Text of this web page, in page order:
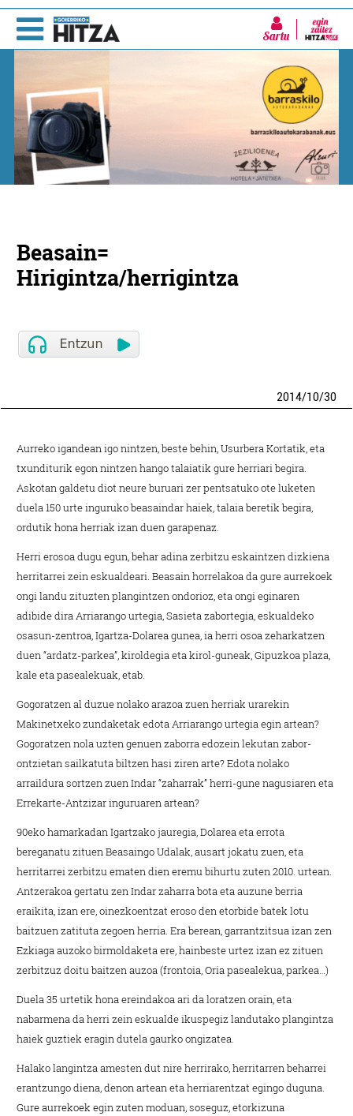
Sartu
Beasain=
Hirigintza/herrigintza
2014/10/30
Aurreko igandean igo nintzen, beste behin, Usurbera Kortatik, eta
txunditurik egon nintzen hango talaiatik gure herriari begira.
Askotan galdetu diot neure buruari zer pentsatuko ote luketen
duela 150 urte inguruko beasaindar haiek, talaia beretik begira,
ordutik hona herriak izan duen garapenaz.
Herri erosoa dugu egun, behar adina zerbitzu eskaintzen dizkiena
herritarrei zein eskualdeari. Beasain horrelakoa da gure aurrekoek
ongi landu zituzten plangintzen ondorioz, eta ongi eginaren
adibide dira Arriarango urtegia, Sasieta zabortegia, eskualdeko
osasun-zentroa, Igartza-Dolarea gunea, ia herri osoa zeharkatzen
duen “ardatz-parkea”, kiroldegia eta kirol-guneak, Gipuzkoa plaza,
kale eta pasealekuak, etab.
Gogoratzen al duzue nolako arazoa zuen herriak urarekin
Makinetxeko zundaketak edota Arriarango urtegia egin artean?
Gogoratzen nola uzten genuen zaborra edozein lekutan zabor-
ontzietan sailkatuta biltzen hasi ziren arte? Edota nolako
arraildura sortzen zuen Indar “zaharrak” herri-gune nagusiaren eta
Errekarte-Antzizar inguruaren artean?
90eko hamarkadan Igartzako jauregia, Dolarea eta errota
bereganatu zituen Beasaingo Udalak, ausart jokatu zuen, eta
herritarrei zerbitzu ematen dien eremu bihurtu zuten 2010. urtean.
Antzerakoa gertatu zen Indar zaharra bota eta auzune berria
eraikita, izan ere, oinezkoentzat eroso den etorbide batek lotu
baitzuen zatituta zegoen herria. Era berean, garrantzitsua izan zen
Ezkiaga auzoko birmoldaketa ere, hainbeste urtez izan ez zituen
zerbitzuz doitu baitzen auzoa (frontoia, Oria pasealekua, parkea…)
Duela 35 urtetik hona ereindakoa ari da loratzen orain, eta
nabarmena da herri zein eskualde ikuspegiz landutako plangintza
haiek guztiek eragin dutela gaurko ongizatea.
Halako langintza amesten dut nire herrirako, herritarren beharrei
erantzungo diena, denon artean eta herriarentzat egingo duguna.
Gure aurrekoek egin zuten moduan, soseguz, etorkizuna